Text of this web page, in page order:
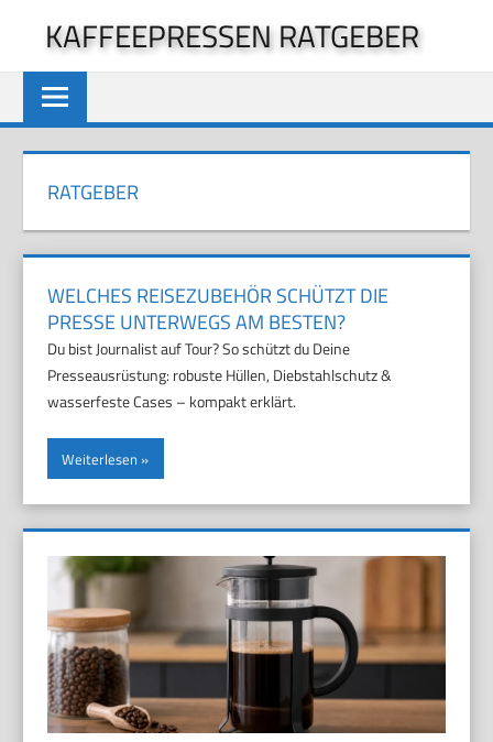
springen
KAFFEEPRESSEN RATGEBER
RATGEBER
WELCHES REISEZUBEHÖR SCHÜTZT DIE
PRESSE UNTERWEGS AM BESTEN?
Du bist Journalist auf Tour? So schützt du Deine
Presseausrüstung: robuste Hüllen, Diebstahlschutz &
wasserfeste Cases – kompakt erklärt.
Weiterlesen